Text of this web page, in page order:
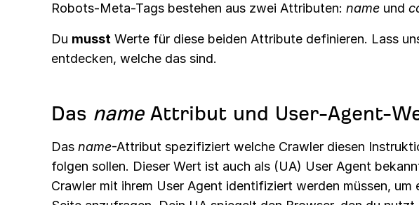
Robots-Meta-Tags bestehen aus zwei Attributen: name und
Du musst Werte für diese beiden Attribute definieren. Lass
entdecken, welche das sind.
Das nameAttribut und User-Agent-
Das name-Attribut spezifiziert welche Crawler diesen
folgen sollen. Dieser Wert ist auch als (UA) User Agent
Crawler mit ihrem User Agent identifiziert werden müssen, um